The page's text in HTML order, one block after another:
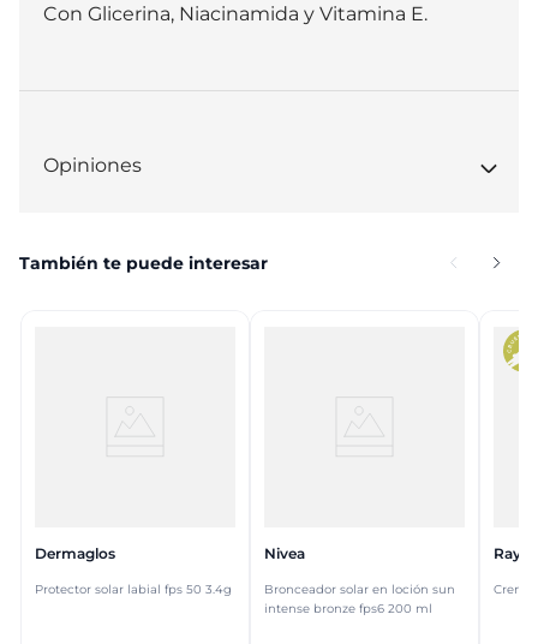
Con Glicerina, Niacinamida y Vitamina E.
Opiniones
También te puede interesar
Dermaglos
Protector solar labial fps 50 3.4g
Nivea
Bronceador solar en loción sun
intense bronze fps6 200 ml
Crema